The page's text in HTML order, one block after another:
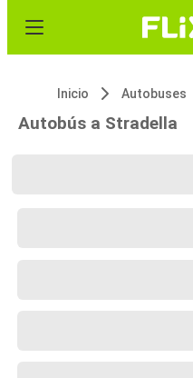
Inicio Autobuses
Autobús a Stradella